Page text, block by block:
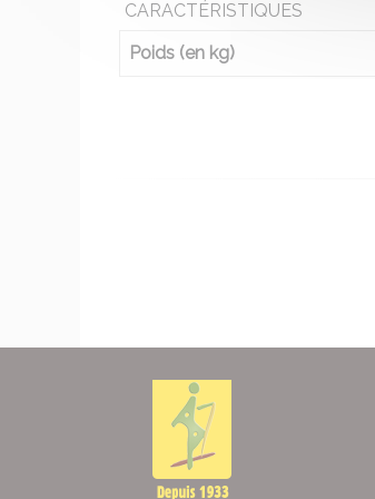
CARACTÉRISTIQUES
Poids (en kg)